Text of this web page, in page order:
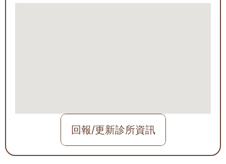
回報/更新診所資訊